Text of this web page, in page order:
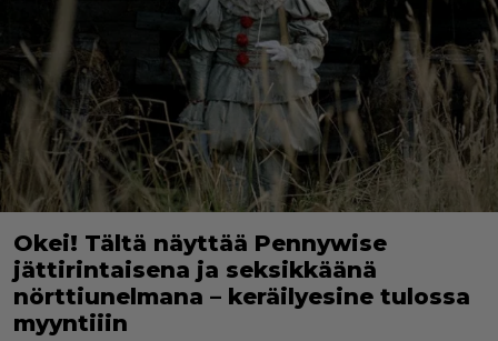
Okei! Tältä näyttää Pennywise
jättirintaisena ja seksikkäänä
nörttiunelmana – keräilyesine tulossa
myyntiiin